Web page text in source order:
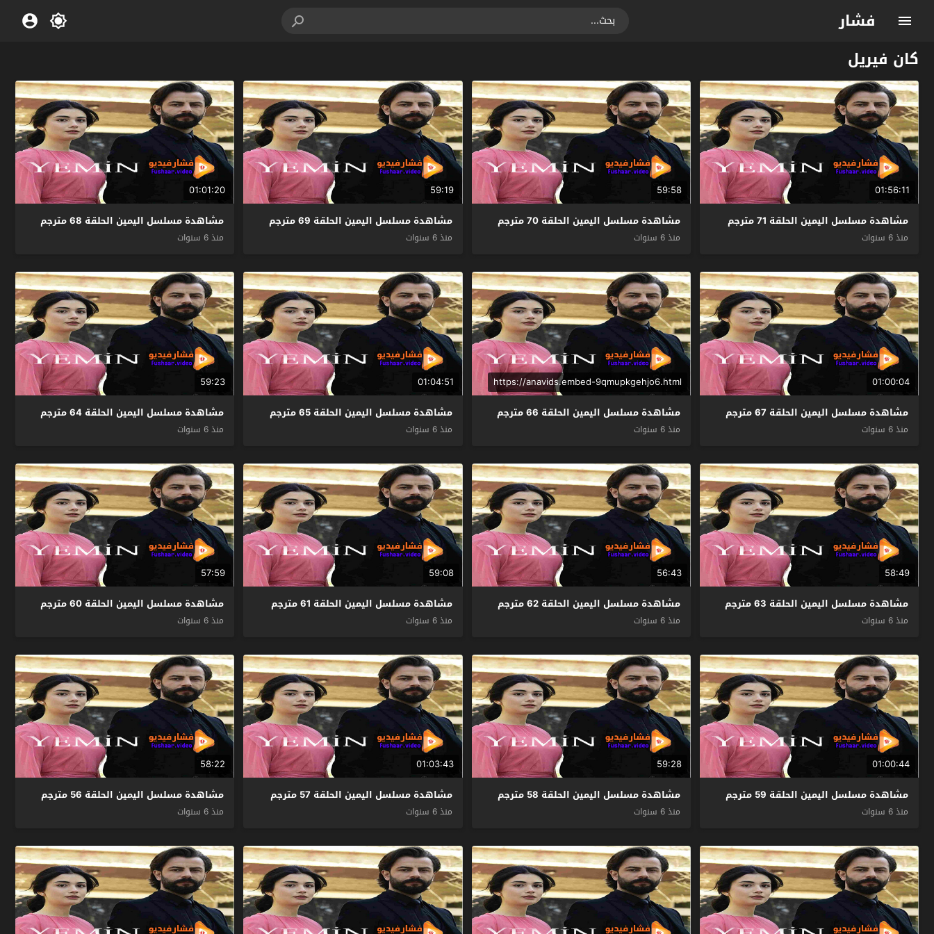
فشار
كان فيريل
01:56:11
مشاهدة مسلسل اليمين الحلقة 71 مترجم
منذ 6 سنوات
59:58
مشاهدة مسلسل اليمين الحلقة 70 مترجم
منذ 6 سنوات
59:19
مشاهدة مسلسل اليمين الحلقة 69 مترجم
منذ 6 سنوات
01:01:20
مشاهدة مسلسل اليمين الحلقة 68 مترجم
منذ 6 سنوات
01:00:04
مشاهدة مسلسل اليمين الحلقة 67 مترجم
منذ 6 سنوات
https://anavids.embed-9qmupkgehjo6.html
مشاهدة مسلسل اليمين الحلقة 66 مترجم
منذ 6 سنوات
01:04:51
مشاهدة مسلسل اليمين الحلقة 65 مترجم
منذ 6 سنوات
59:23
مشاهدة مسلسل اليمين الحلقة 64 مترجم
منذ 6 سنوات
58:49
مشاهدة مسلسل اليمين الحلقة 63 مترجم
منذ 6 سنوات
56:43
مشاهدة مسلسل اليمين الحلقة 62 مترجم
منذ 6 سنوات
59:08
مشاهدة مسلسل اليمين الحلقة 61 مترجم
منذ 6 سنوات
57:59
مشاهدة مسلسل اليمين الحلقة 60 مترجم
منذ 6 سنوات
01:00:44
مشاهدة مسلسل اليمين الحلقة 59 مترجم
منذ 6 سنوات
59:28
مشاهدة مسلسل اليمين الحلقة 58 مترجم
منذ 6 سنوات
01:03:43
مشاهدة مسلسل اليمين الحلقة 57 مترجم
منذ 6 سنوات
58:22
مشاهدة مسلسل اليمين الحلقة 56 مترجم
منذ 6 سنوات